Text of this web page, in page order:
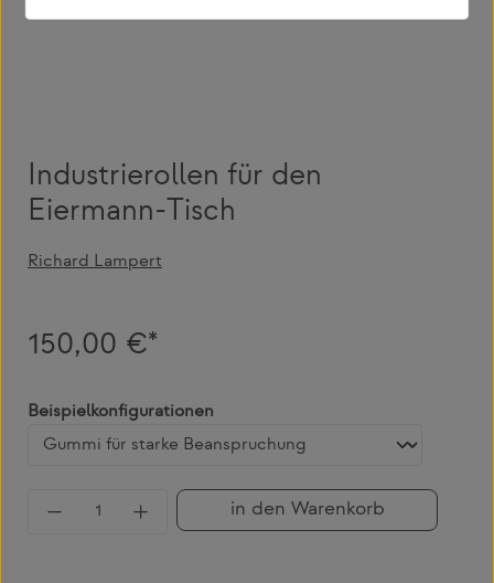
Industrierollen für den
Eiermann-Tisch
Richard Lampert
150,00 €*
Beispielkonfigurationen
Produkt Anzahl: Gib den gewünschten
in den Warenkorb